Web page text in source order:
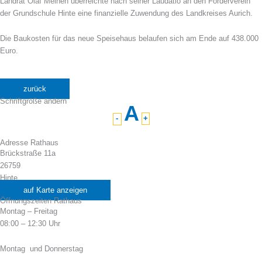
der Grundschule Hinte eine finanzielle Zuwendung des Landkreises Aurich.
Die Baukosten für das neue Speisehaus belaufen sich am Ende auf 438.000
Euro.
zurück
Schriftgröße ändern
-
A +
Adresse Rathaus
Brückstraße 11a
26759
Hinte
auf Karte anzeigen
Öffnungszeiten Rathaus
Montag – Freitag
08:00 – 12:30 Uhr
Montag und Donnerstag